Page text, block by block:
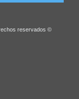
reservados ©